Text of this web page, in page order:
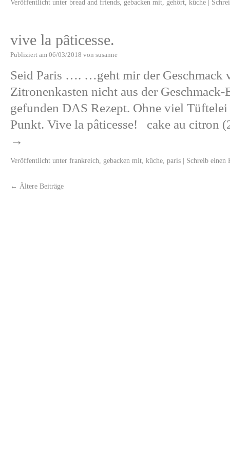
Veröffentlicht unter bread and friends gebacken mit gehört küche
vive la pâticesse.
Publiziert am 06/03/2018 von susanne
Seid Paris …. …geht mir der Geschmack
Zitronenkasten nicht aus der
gefunden DAS Rezept. Ohne viel
Punkt. Vive la pâticesse! cake au citron
→
Veröffentlicht unter frankreich gebacken mit küche paris | Schreib einen
← Ältere Beiträge